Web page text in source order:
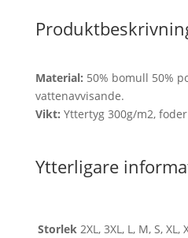
Material: 50% bomull 50%
vattenavvisande.
Vikt: Yttertyg 300g/m2,
Ytterligare
Storlek 2XL, 3XL, L, M, S, XL,